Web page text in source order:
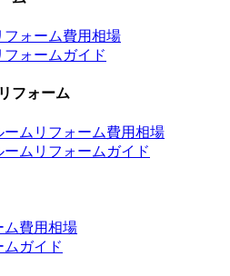
フォーム費用相場
ォームガイド
フォーム
ームリフォーム費用相場
ムリフォームガイド
ム費用相場
ムガイド